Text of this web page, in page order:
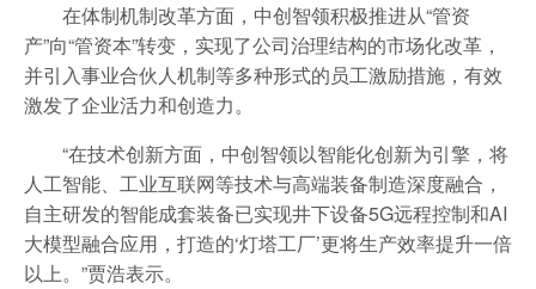
在体制机制改革方面，中创智领积极推进从“管资
产”向“管资本”转变，实现了公司治理结构的市场化改革，
并引入事业合伙人机制等多种形式的员工激励措施，有效
激发了企业活力和创造力。
“在技术创新方面，中创智领以智能化创新为引擎，将
人工智能、工业互联网等技术与高端装备制造深度融合，
自主研发的智能成套装备已实现井下设备5G远程控制和AI
大模型融合应用，打造的‘灯塔工厂’更将生产效率提升一倍
以上。”贾浩表示。